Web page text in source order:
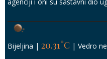
Bijeljina | 20.31°C | Vedro